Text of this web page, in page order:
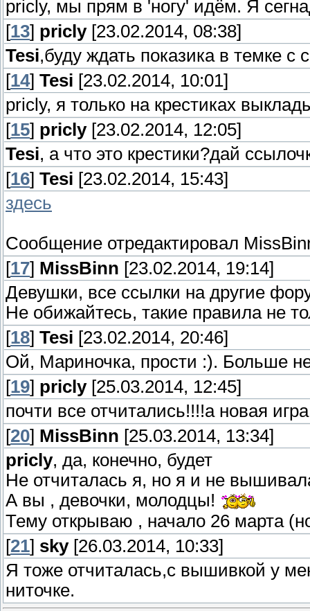
pricly, мы прям в 'ногу' идём. Я
[13] pricly[23.02.2014, 08:38]
Tesi,буду ждать показика в темке с
[14] Tesi [23.02.2014, 10:01]
pricly, я только на крестиках
[15] pricly[23.02.2014, 12:05]
Tesi, а что это крестики?дай
[16] Tesi [23.02.2014, 15:43]
здесь
Сообщение отредактировал
[17] MissBinn [23.02.2014, 19:14]
Девушки, все ссылки на другие
Не обижайтесь, такие правила не
[18] Tesi [23.02.2014, 20:46]
Ой, Мариночка, прости :). Больше
[19] pricly[25.03.2014, 12:45]
почти все отчитались!!!!а новая
[20] MissBinn [25.03.2014, 13:34]
pricly, да, конечно, будет
Не отчиталась я, но я и не
А вы , девочки, молодцы!
Тему открываю , начало 26 марта
[21] sky[26.03.2014, 10:33]
Я тоже отчиталась,с вышивкой у
ниточке.